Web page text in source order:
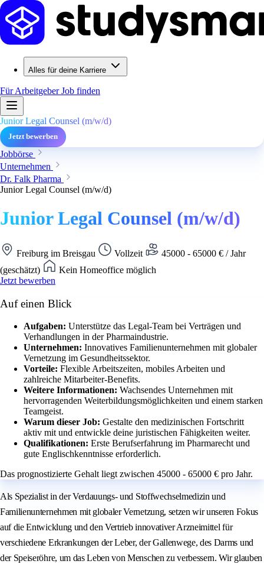
Alles für deine Karriere
Für ArbeitgeberJob finden
Junior Legal Counsel (m/w/d)
Jetzt bewerben
Jobbörse
Unternehmen
Dr. Falk Pharma
Junior Legal Counsel (m/w/d)
Junior Legal Counsel (m/w/d)
Freiburg im Breisgau Vollzeit
45000 - 65000 € / Jahr
(geschätzt)
Kein Homeoffice möglich
Jetzt bewerben
Auf einen Blick
Aufgaben: Unterstütze das Legal-Team bei Verträgen und
Verhandlungen in der Pharmaindustrie.
Unternehmen: Innovatives Familienunternehmen mit globaler
Vernetzung im Gesundheitssektor.
Vorteile: Flexible Arbeitszeiten, mobiles Arbeiten und
zahlreiche Mitarbeiter-Benefits.
Weitere Informationen: Wachsendes Unternehmen mit
hervorragenden Weiterbildungsmöglichkeiten und einem starken
Teamgeist.
Warum dieser Job: Gestalte den medizinischen Fortschritt
aktiv mit und entwickle deine juristischen Fähigkeiten weiter.
Qualifikationen: Erste Berufserfahrung im Pharmarecht und
gute Englischkenntnisse erforderlich.
Das prognostizierte Gehalt liegt zwischen 45000 - 65000 € pro Jahr.
Als Spezialist in der Verdauungs- und Stoffwechselmedizin und
Familienunternehmen mit globaler Vernetzung, setzen wir unseren Fokus
auf die Entwicklung und den Vertrieb innovativer Arzneimittel für
verschiedene Erkrankungen der Leber, der Gallenwege, des Darms und
der Speiseröhre, um das Leben von Menschen zu verbessern. Wir glauben